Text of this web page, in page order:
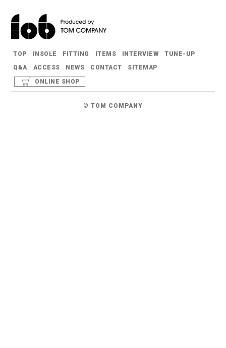
TOP INSOLE FITTING ITEMS INTERVIEW
TUNE-UP
Q&A
ACCESS NEWS CONTACT
SITEMAP
ONLINE SHOP
© TOM COMPANY